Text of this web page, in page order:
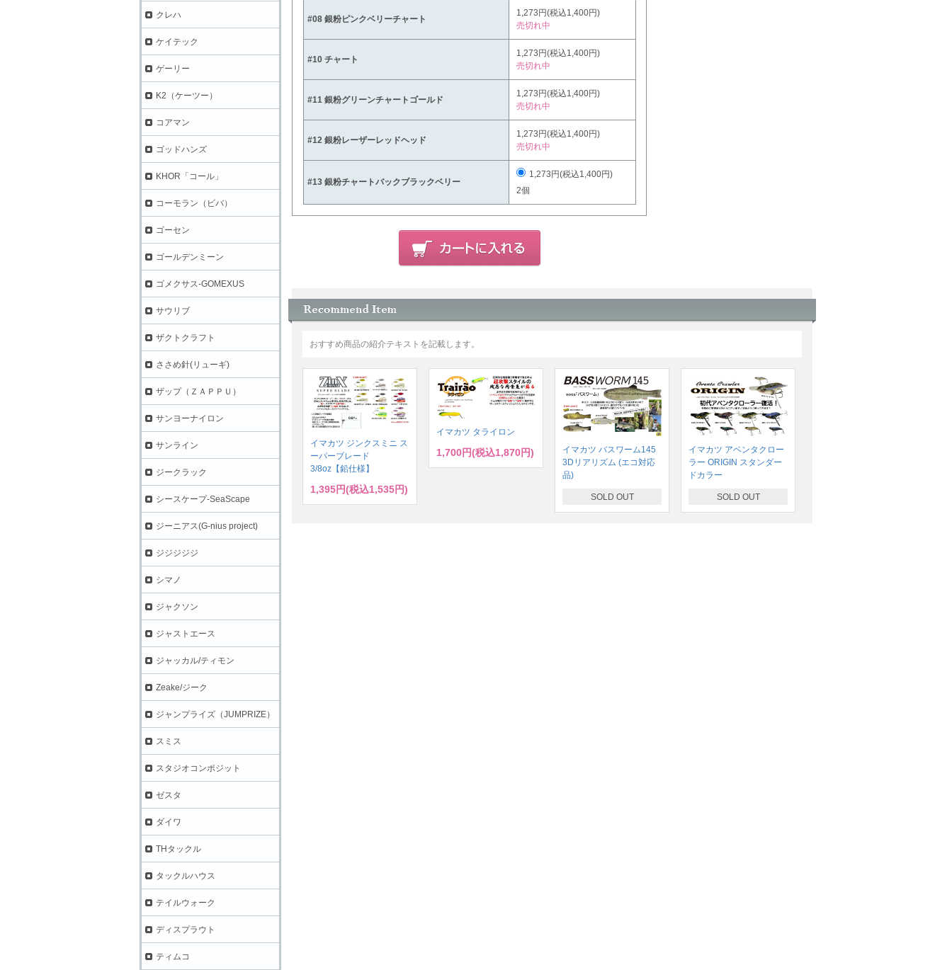
#08 銀粉ピンクベリーチャート
1,273円(税込1,400円)
売切れ中
#10 チャート
1,273円(税込1,400円)
売切れ中
#11 銀粉グリーンチャートゴールド
1,273円(税込1,400円)
売切れ中
#12 銀粉レーザーレッドヘッド
1,273円(税込1,400円)
売切れ中
#13 銀粉チャートバックブラックベリー
1,273円(税込1,400円)
2個
おすすめ商品の紹介テキストを記載します。
イマカツ ジンクスミニ ス
ーパーブレード
3/8oz【鉛仕様】
1,395円(税込1,535円)
イマカツ タライロン
1,700円(税込1,870円)
イマカツ バスワーム145
3Dリアリズム (エコ対応
品)
SOLD OUT
イマカツ アベンタクロー
ラー ORIGIN スタンダー
ドカラー
SOLD OUT
クレハ
ケイテック
ゲーリー
K2（ケーツー）
コアマン
ゴッドハンズ
KHOR「コール」
コーモラン（ビバ）
ゴーセン
ゴールデンミーン
ゴメクサス-GOMEXUS
サウリブ
ザクトクラフト
ささめ針(リューギ)
ザップ（ＺＡＰＰＵ）
サンヨーナイロン
サンライン
ジークラック
シースケープ-SeaScape
ジーニアス(G-nius project)
ジジジジジ
シマノ
ジャクソン
ジャストエース
ジャッカル/ティモン
Zeake/ジーク
ジャンプライズ（JUMPRIZE）
スミス
スタジオコンポジット
ゼスタ
ダイワ
THタックル
タックルハウス
テイルウォーク
ディスプラウト
ティムコ